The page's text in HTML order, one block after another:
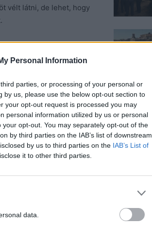
Personal Information
parties, or processing of your personal or
us, please use the below opt-out section to
your opt-out request is processed you may
personal information utilized by us or personal
opt-out. You may separately opt-out of the
by third parties on the IAB’s list of downstream
by us to third parties on the IAB’s List of
it to other third parties.
data.
vélt látni, de lehet, hogy
lezárt boríték az önök
Irányítani akart,
dobolni kezdett az
nem beszélte meg
bennünk! – csattant
ugyanis amióta csak
eloszlassam a